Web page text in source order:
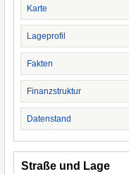
Karte
Lageprofil
Fakten
Finanzstruktur
Datenstand
Straße und Lage